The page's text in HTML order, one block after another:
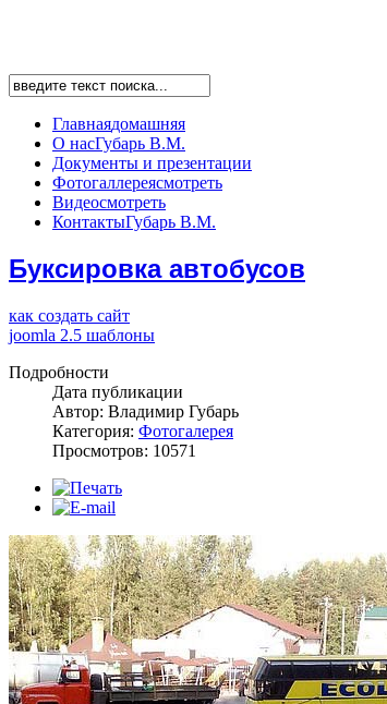
Главнаядомашняя
О насГубарь В.М.
Документы и презентации
Фотогаллереясмотреть
Видеосмотреть
КонтактыГубарь В.М.
Буксировка автобусов
как создать сайт
joomla 2.5 шаблоны
Подробности
Дата публикации
Автор: Владимир Губарь
Категория: Фотогалерея
Просмотров: 10571